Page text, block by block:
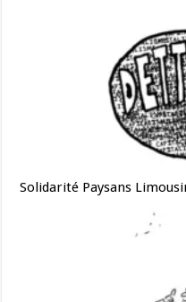
Solidarité Paysans